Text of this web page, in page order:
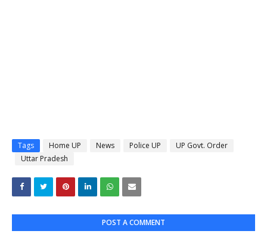
Tags Home UP News Police UP
UP Govt. Order
Uttar Pradesh
POST A COMMENT